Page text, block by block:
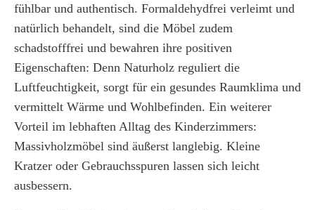
fühlbar und authentisch. Formaldehydfrei verleimt und
natürlich behandelt, sind die Möbel zudem
schadstofffrei und bewahren ihre positiven
Eigenschaften: Denn Naturholz reguliert die
Luftfeuchtigkeit, sorgt für ein gesundes Raumklima und
vermittelt Wärme und Wohlbefinden. Ein weiterer
Vorteil im lebhaften Alltag des Kinderzimmers:
Massivholzmöbel sind äußerst langlebig. Kleine
Kratzer oder Gebrauchsspuren lassen sich leicht
ausbessern.